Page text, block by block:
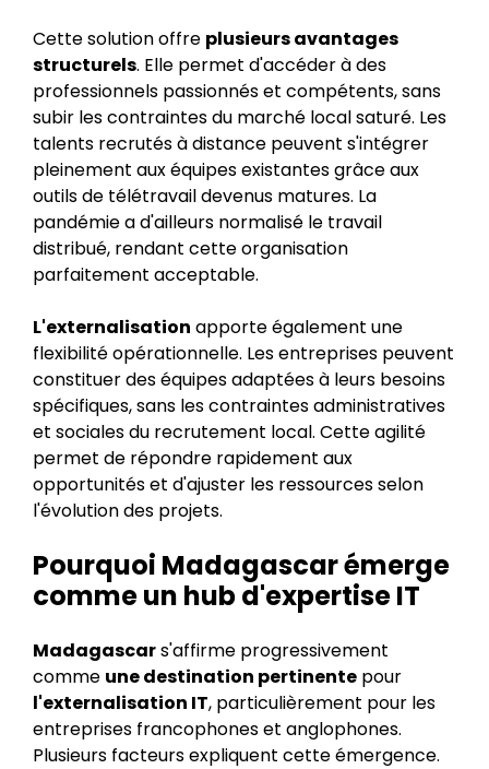
Cette solution offre plusieurs avantages
structurels. Elle permet d'accéder à des
professionnels passionnés et compétents, sans
subir les contraintes du marché local saturé. Les
talents recrutés à distance peuvent s'intégrer
pleinement aux équipes existantes grâce aux
outils de télétravail devenus matures. La
pandémie a d'ailleurs normalisé le travail
distribué, rendant cette organisation
parfaitement acceptable.
L'externalisation apporte également une
flexibilité opérationnelle. Les entreprises peuvent
constituer des équipes adaptées à leurs besoins
spécifiques, sans les contraintes administratives
et sociales du recrutement local. Cette agilité
permet de répondre rapidement aux
opportunités et d'ajuster les ressources selon
l'évolution des projets.
Pourquoi Madagascar émerge
comme un hub d'expertise IT
Madagascars'affirme progressivement
comme une destination pertinente pour
l'externalisation IT, particulièrement pour les
entreprises francophones et anglophones.
Plusieurs facteurs expliquent cette émergence.